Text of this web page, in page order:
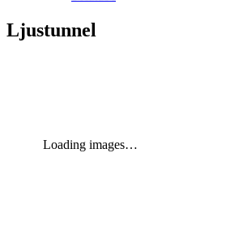
Ljustunnel
Loading images…